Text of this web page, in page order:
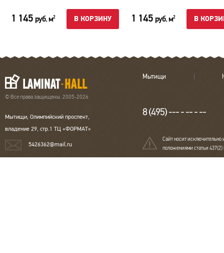
1 145 руб. м2 В КОРЗИНУ 1 145 руб. м2 В
© Все права защищены. 2005-2026
Мытищи, Олимпийский проспект,
владение 29, стр.1 ТЦ «ФОРМАТ»
5426362@mail.ru
Мытищи
8 (495) --- - -- - --
Сайт носит исключительно
положениями статьи